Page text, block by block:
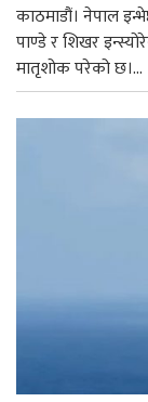
काठमाडौं। नेपाल
पाण्डे र शिखर
मातृशोक परेको छ।...